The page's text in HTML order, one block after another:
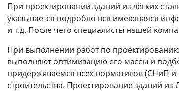
При проектировании зданий из лёгких
указывается подробно вся имеющаяся
и т.д. После чего специалисты нашей
При выполнении работ по
выполняют оптимизацию его массы и
придерживаемся всех нормативов (СНиП и
строительства. Проектирование зданий